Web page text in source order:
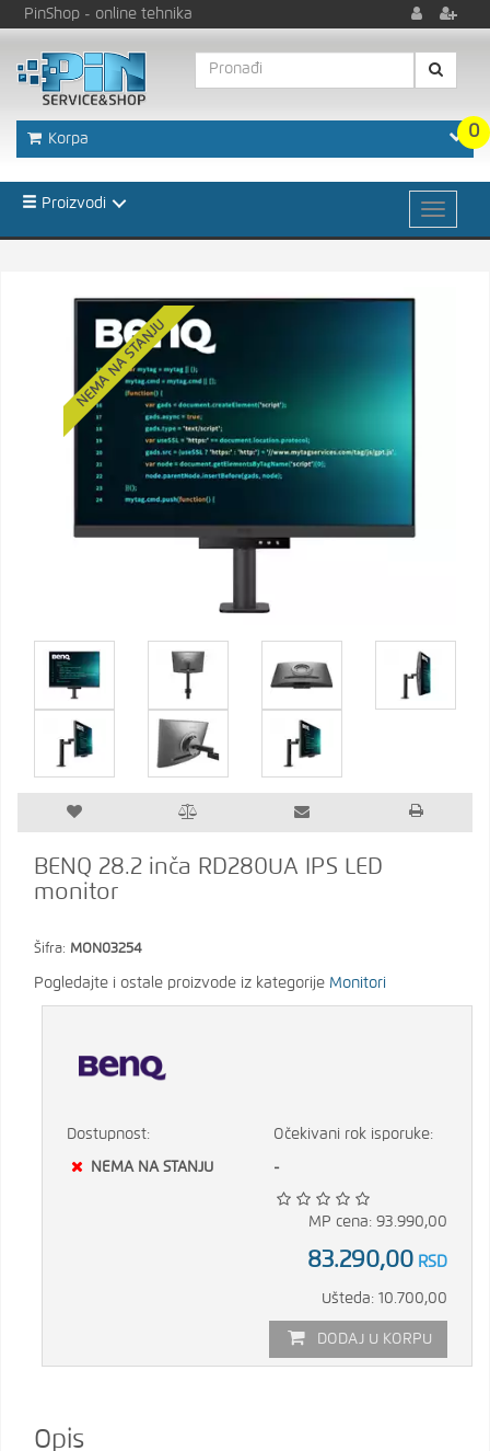
PinShop - online tehnika
0
Korpa
Proizvodi
NEMA NA STANJU
BENQ 28.2 inča RD280UA IPS LED
monitor
Šifra: MON03254
Pogledajte i ostale proizvode iz kategorije Monitori
Dostupnost:
NEMA NA STANJU
Očekivani rok isporuke:
-
MP cena: 93.990,00
83.290,00 RSD
Ušteda: 10.700,00
DODAJ U KORPU
Opis